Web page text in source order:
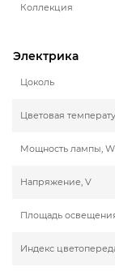
Коллекция
Электрика
Цоколь
Цветовая
Мощность лампы, W
Напряжение, V
Площадь
Индекс